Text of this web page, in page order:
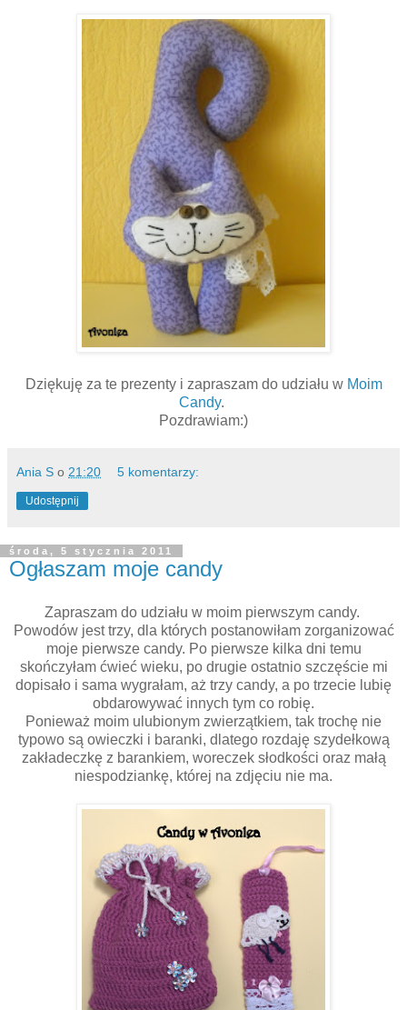
Dziękuję za te prezenty i zapraszam do udziału w Moim
Candy.
Pozdrawiam:)
Ania S o 21:20 5 komentarzy:
Udostępnij
środa, 5 stycznia 2011
Ogłaszam moje candy
Zapraszam do udziału w moim pierwszym candy.
Powodów jest trzy, dla których postanowiłam zorganizować
moje pierwsze candy. Po pierwsze kilka dni temu
skończyłam ćwieć wieku, po drugie ostatnio szczęście mi
dopisało i sama wygrałam, aż trzy candy, a po trzecie lubię
obdarowywać innych tym co robię.
Ponieważ moim ulubionym zwierzątkiem, tak trochę nie
typowo są owieczki i baranki, dlatego rozdaję szydełkową
zakładeczkę z barankiem, woreczek słodkości oraz małą
niespodziankę, której na zdjęciu nie ma.